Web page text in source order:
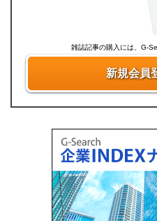
雑誌記事の購入には、G-
新規会員